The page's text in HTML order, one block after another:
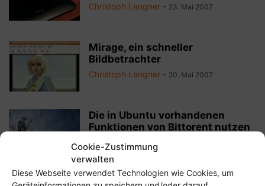
Cookie-Zustimmung
verwalten
Diese Webseite verwendet Technologien wie Cookies, um
Christoph Langner - 23. Mai 2007
Mirage, ein schneller
Bildbetrachter
Christoph Langner - 20. Mai 2007
Die in Ubuntu vorhandenen
Funktionen von Bittorent nutzen
Christoph Langner
Software für Ubuntu suchen und